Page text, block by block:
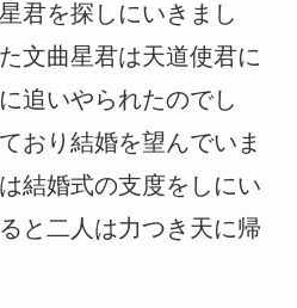
君を探しにいきまし
文曲星君は天道使君に
追いやられたのでし
おり結婚を望んでいま
結婚式の支度をしにい
と二人は力つき天に帰